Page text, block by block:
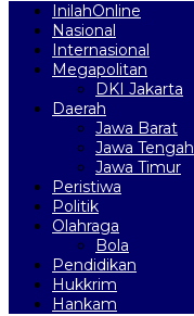
InilahOnline
Nasional
Internasional
Megapolitan
DKI Jakarta
Daerah
Jawa Barat
Jawa Tengah
Jawa Timur
Peristiwa
Politik
Olahraga
Bola
Pendidikan
Hukkrim
Hankam